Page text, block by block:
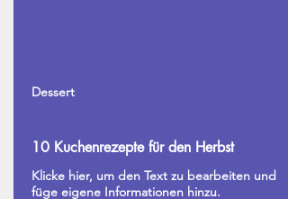
Dessert
10 Kuchenrezepte für den Herbst
Klicke hier, um den Text zu bearbeiten und
füge eigene Informationen hinzu.